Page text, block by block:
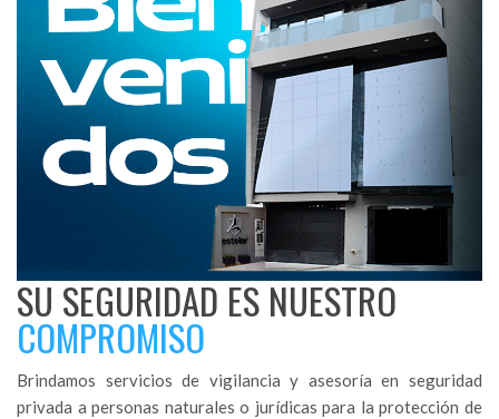
SU SEGURIDAD ES NUESTRO
COMPROMISO
Brindamos servicios de vigilancia y asesoría en seguridad
privada a personas naturales o jurídicas para la protección de